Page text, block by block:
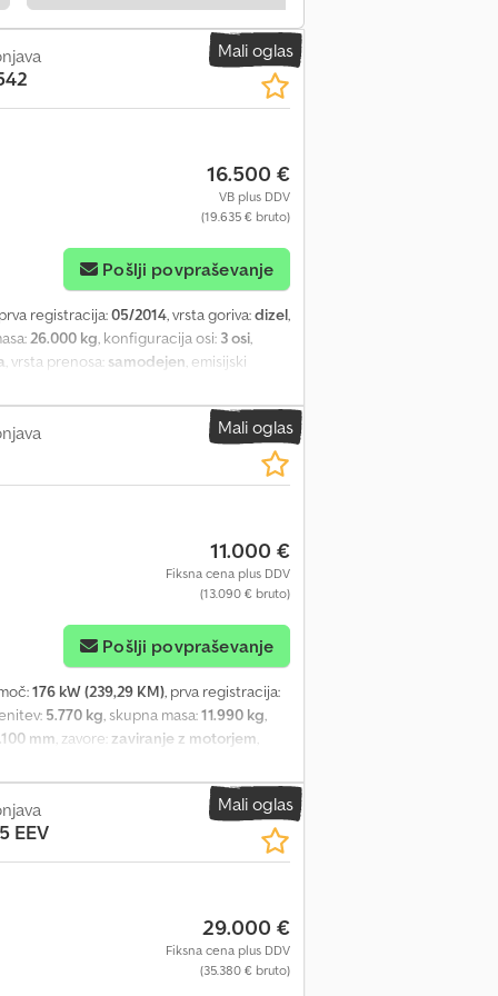
m * Skupna masa 26.000 kg – nosilnost
Senčnik * Meglenke * Centralno
in zunanjih ogledal * Spalna kabina z 1
Mali oglas
16.500 €
VB plus DDV
(19.635 € bruto)
Pošlji povpraševanje
registracija:05/2014, vrsta goriva:dizel,
26.000 kg, konfiguracija osi: 3 osi,
, vrsta prenosa: samodejen, emisijski
spojler, tempomat, zapora
sliding roof, portal door, forklift pockets,
control and distance regulator, and much
Mali oglas
11.000 €
Fiksna cena plus DDV
(13.090 € bruto)
Pošlji povpraševanje
176 kW (239,29 KM), prva registracija:
5.770 kg, skupna masa:11.990 kg,
mm, zavore: zaviranje z motorjem,
, širina tovornega prostora:2.480 mm,
oprijema, nizka raven hrupa,
cc EBS (Electronic Braking System)
for trailer operation Dcodpfx Ajp
Mali oglas
EEV
29.000 €
Fiksna cena plus DDV
(35.380 € bruto)